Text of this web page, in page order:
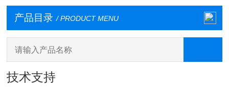
产品目录 / PRODUCT MENU
技术支持